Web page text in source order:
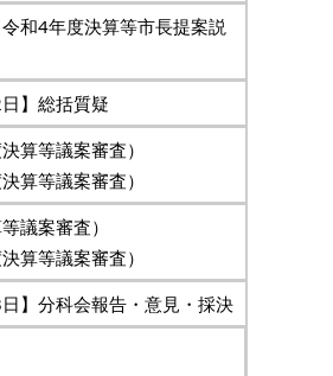
和4年度決算等市長提案説
】総括質疑
算等議案審査）
算等議案審査）
議案審査）
算等議案審査）
】分科会報告・意見・採決